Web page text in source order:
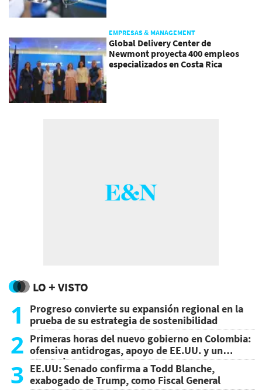
EMPRESAS & MANAGEMENT
Global Delivery Center de
Newmont proyecta 400 empleos
especializados en Costa Rica
LO + VISTO
1
Progreso convierte su expansión regional en la
prueba de su estrategia de sostenibilidad
2 Primeras horas del nuevo gobierno en Colombia:
ofensiva antidrogas, apoyo de EE.UU. y un
atentado
3 EE.UU: Senado confirma a Todd Blanche,
exabogado de Trump, como Fiscal General